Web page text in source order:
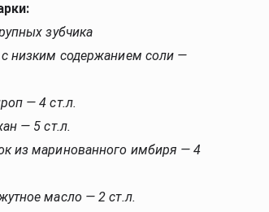
зубчика
низким содержанием соли —
— 4 ст.л.
— 5 ст.л.
из маринованного имбиря — 4
масло — 2 ст.л.